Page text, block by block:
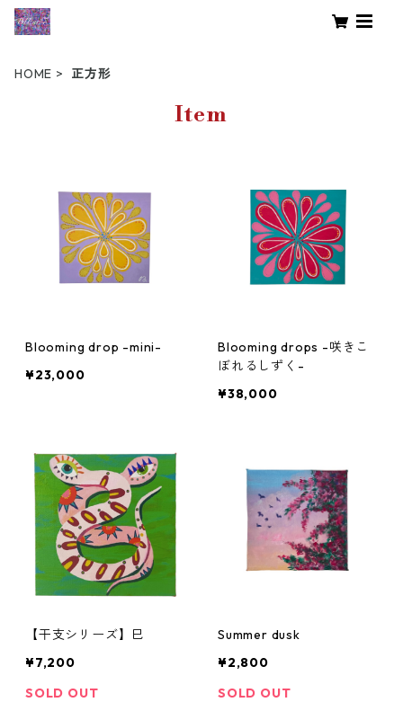
HOME 正方形
Item
Blooming drop -mini-
¥23,000
Blooming drops -咲きこ
ぼれるしずく-
¥38,000
【干支シリーズ】巳
¥7,200
SOLD OUT
Summer dusk
¥2,800
SOLD OUT